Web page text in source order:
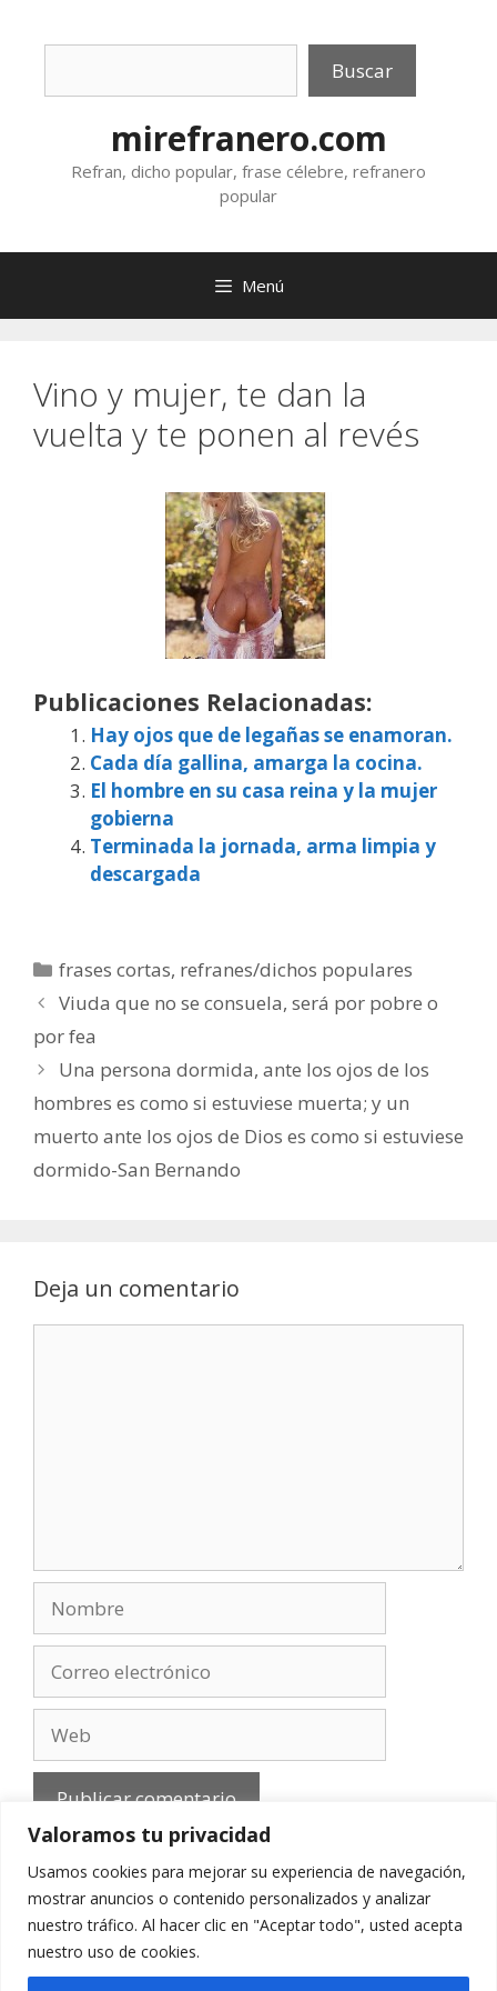
Valoramos tu privacidad
Usamos cookies para mejorar su experiencia de navegación,
mostrar anuncios o contenido personalizados y analizar
nuestro tráfico. Al hacer clic en "Aceptar todo", usted acepta
nuestro uso de cookies.
Buscar
mirefranero.com
Refran, dicho popular, frase célebre, refranero
popular
Menú
Vino y mujer, te dan la
vuelta y te ponen al revés
Publicaciones Relacionadas:
Hay ojos que de legañas se enamoran.
Cada día gallina, amarga la cocina.
El hombre en su casa reina y la mujer
gobierna
Terminada la jornada, arma limpia y
descargada
Categorías
frases cortas, refranes/dichos populares
Viuda que no se consuela, será por pobre o
por fea
Una persona dormida, ante los ojos de los
hombres es como si estuviese muerta; y un
muerto ante los ojos de Dios es como si estuviese
dormido-San Bernando
Deja un comentario
electrónico
Aviso Legal-Política de privacidad
Contacto